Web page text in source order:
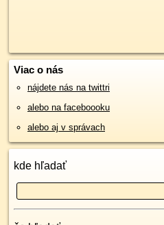
Viac o nás
nájdete nás na twittri
alebo na faceboooku
alebo aj v správach
kde hľadať